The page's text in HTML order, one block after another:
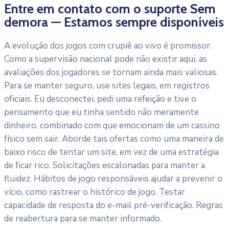
Entre em contato com o suporte Sem
demora — Estamos sempre disponíveis
A evolução dos jogos com crupiê ao vivo é promissor.
Como a supervisão nacional pode não existir aqui, as
avaliações dos jogadores se tornam ainda mais valiosas.
Para se manter seguro, use sites legais, em registros
oficiais. Eu desconectei, pedi uma refeição e tive o
pensamento que eu tinha sentido não meramente
dinheiro, combinado com que emocionam de um cassino
físico sem sair. Aborde tais ofertas como uma maneira de
baixo risco de tentar um site, em vez de uma estratégia
de ficar rico. Solicitações escalonadas para manter a
fluidez. Hábitos de jogo responsáveis ajudar a prevenir o
vício, como rastrear o histórico de jogo. Testar
capacidade de resposta do e-mail pré-verificação. Regras
de reabertura para se manter informado.